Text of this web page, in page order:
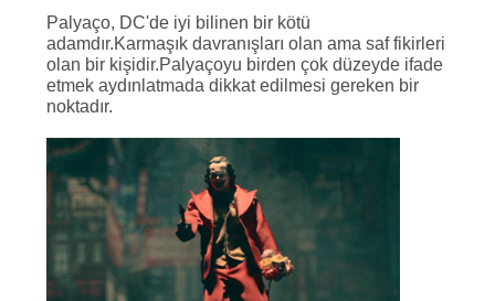
Palyaço, DC'de iyi bilinen bir kötü
adamdır.Karmaşık davranışları olan ama saf fikirleri
olan bir kişidir.Palyaçoyu birden çok düzeyde ifade
etmek aydınlatmada dikkat edilmesi gereken bir
noktadır.